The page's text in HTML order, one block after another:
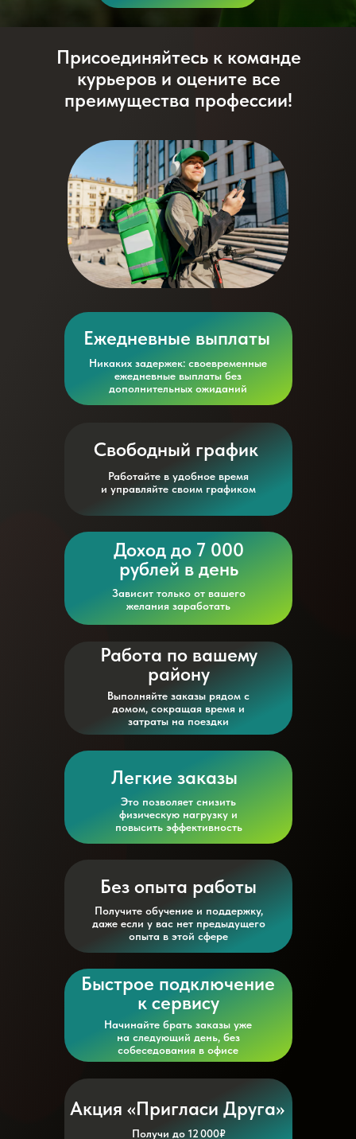
Присоединяйтесь к команде
курьеров и оцените все
преимущества профессии!
Никаких задержек: своевременные
ежедневные выплаты без
дополнительных ожиданий
Ежедневные выплаты
Работайте в удобное время
и управляйте своим графиком
Свободный график
Зависит только от вашего
желания заработать
Доход до 7 000
рублей в день
Выполняйте заказы рядом с
домом, сокращая время и
затраты на поездки
Работа по вашему
району
Это позволяет снизить
физическую нагрузку и
повысить эффективность
Легкие заказы
Получите обучение и поддержку,
даже если у вас нет предыдущего
опыта в этой сфере
Без опыта работы
Начинайте брать заказы уже
на следующий день, без
собеседования в офисе
Быстрое подключение
к сервису
Получи до 12 000₽
Акция «Пригласи Друга»